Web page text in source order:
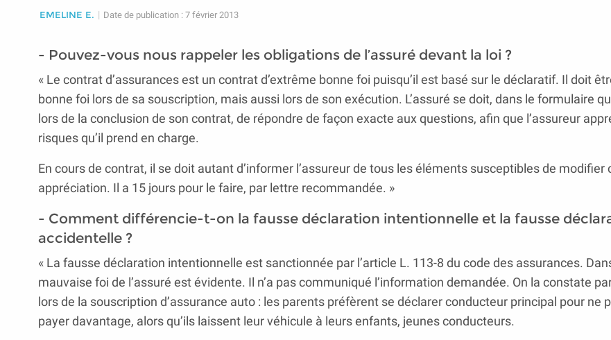
EMELINE E. | Date de publication : 7 février 2013
- Pouvez-vous nous rappeler les obligations de l’assuré devant la loi ?
« Le contrat d’assurances est un contrat d’extrême bonne foi puisqu’il est basé sur le déclaratif. Il doit
bonne foi lors de sa souscription, mais aussi lors de son exécution. L’assuré se doit, dans le formulaire
lors de la conclusion de son contrat, de répondre de façon exacte aux questions, afin que l’assureur
risques qu’il prend en charge.
En cours de contrat, il se doit autant d’informer l’assureur de tous les éléments susceptibles de modifier
appréciation. Il a 15 jours pour le faire, par lettre recommandée. »
- Comment différencie-t-on la fausse déclaration intentionnelle et la fausse
accidentelle ?
« La fausse déclaration intentionnelle est sanctionnée par l’article L. 113-8 du code des assurances.
mauvaise foi de l’assuré est évidente. Il n’a pas communiqué l’information demandée. On la constate
lors de la souscription d’assurance auto : les parents préfèrent se déclarer conducteur principal pour ne
payer davantage, alors qu’ils laissent leur véhicule à leurs enfants, jeunes conducteurs.